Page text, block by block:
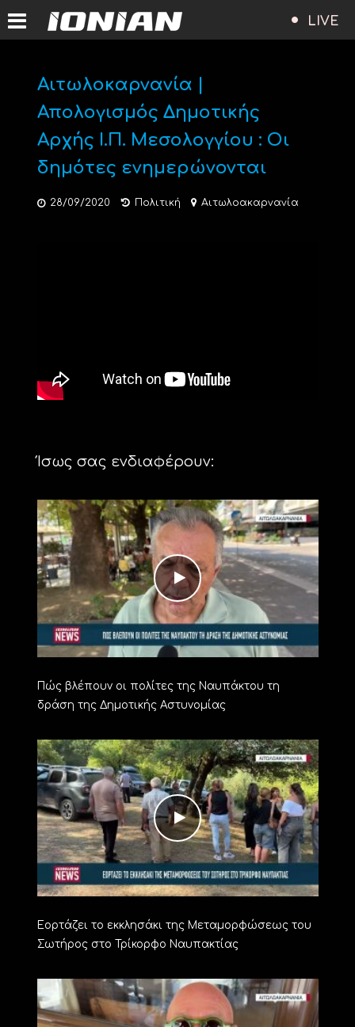
LIVE
Αιτωλοκαρνανία |
Απολογισμός Δημοτικής
Αρχής Ι.Π. Μεσολογγίου : Οι
δημότες ενημερώνονται
28/09/2020 Πολιτική Αιτωλοακαρνανία
Ίσως σας ενδιαφέρουν:
Πώς βλέπουν οι πολίτες της Ναυπάκτου τη
δράση της Δημοτικής Αστυνομίας
Εορτάζει το εκκλησάκι της Μεταμορφώσεως του
Σωτήρος στο Τρίκορφο Ναυπακτίας